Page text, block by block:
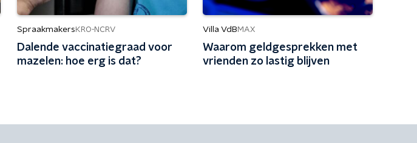
Spraakmakers KRO-NCRV
Dalende vaccinatiegraad voor
mazelen: hoe erg is dat?
Villa VdB MAX
Waarom geldgesprekken met
vrienden zo lastig blijven